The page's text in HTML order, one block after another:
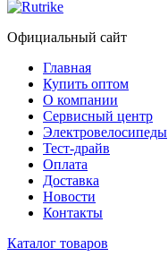
Официальный сайт
Главная
Купить оптом
О компании
Сервисный центр
Электровелосипеды
Тест-драйв
Оплата
Доставка
Новости
Контакты
Каталог товаров